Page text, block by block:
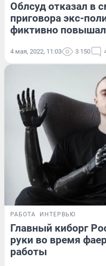
Облсуд отказал в
приговора экс-
фиктивно
4 мая, 2022, 11:03 3 150
РАБОТА ИНТЕРВЬЮ
Главный киборг
руки во время
работы